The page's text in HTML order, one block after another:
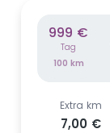
999 €
Tag
100 km
Extra km
7,00 €